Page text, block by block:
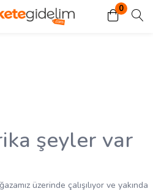
0
Kayıt ol
şeyler var
üzerinde çalışılıyor ve yakında